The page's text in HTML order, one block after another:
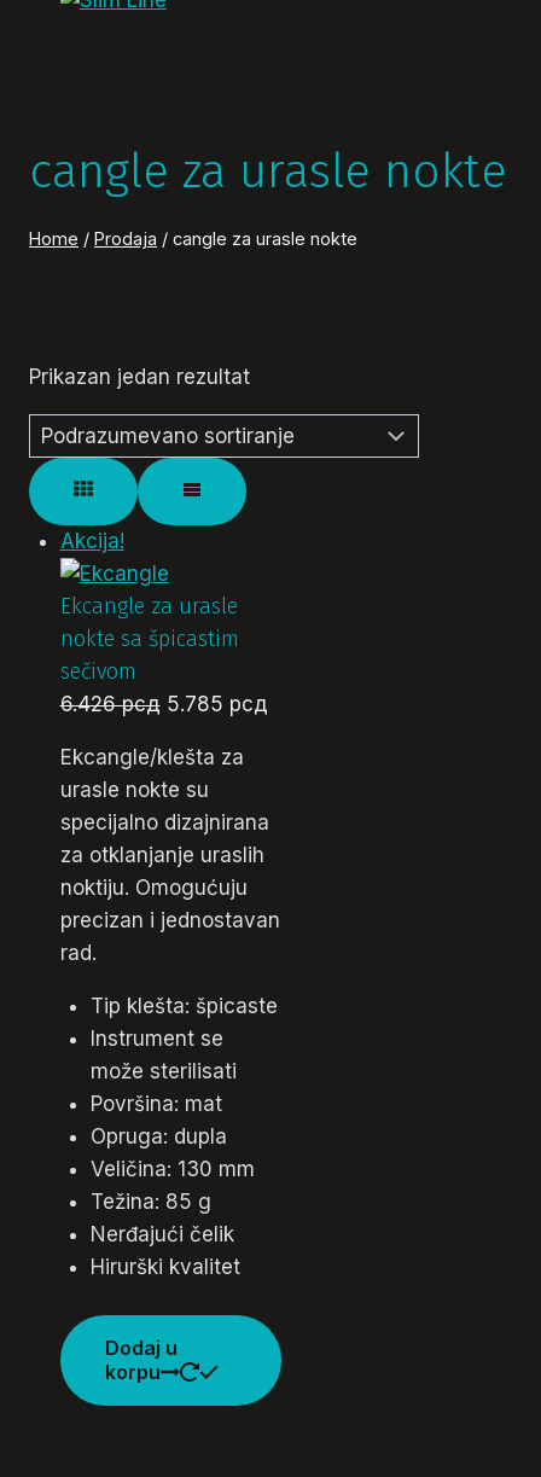
cangle za urasle nokte
Home / Prodaja / cangle za urasle nokte
Prikazan jedan rezultat
Akcija!
Ekcangle za urasle
nokte sa špicastim
sečivom
6.426рсд Originalna
je
bila:
6.426 рсд.
5.785 рсдTrenutna
Ekcangle/klešta za
urasle nokte su
specijalno dizajnirana
za otklanjanje uraslih
noktiju. Omogućuju
precizan i jednostavan
rad.
Tip klešta: špicaste
Instrument se
može sterilisati
Površina: mat
Opruga: dupla
Veličina: 130 mm
Težina: 85 g
Nerđajući čelik
Hirurški kvalitet
Dodaj u
korpu